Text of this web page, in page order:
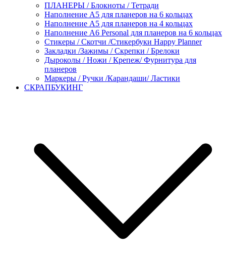
ПЛАНЕРЫ / Блокноты / Тетради
Наполнение А5 для планеров на 6 кольцах
Наполнение А5 для планеров на 4 кольцах
Наполнение А6 Personal для планеров на 6 кольцах
Стикеры / Скотчи /Стикербуки Happy Planner
Закладки /Зажимы / Скрепки / Брелоки
Дыроколы / Ножи / Крепеж/ Фурнитура для
планеров
Маркеры / Ручки /Карандаши/ Ластики
СКРАПБУКИНГ